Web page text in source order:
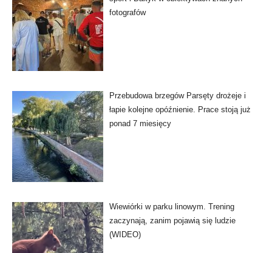
fotografów
Przebudowa brzegów Parsęty drożeje i
łapie kolejne opóźnienie. Prace stoją już
ponad 7 miesięcy
Wiewiórki w parku linowym. Trening
zaczynają, zanim pojawią się ludzie
(WIDEO)